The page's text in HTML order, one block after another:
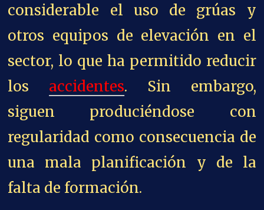
considerable el uso de grúas y
otros equipos de elevación en el
sector, lo que ha permitido reducir
los accidentes. Sin embargo,
siguen produciéndose con
regularidad como consecuencia de
una mala planificación y de la
falta de formación.